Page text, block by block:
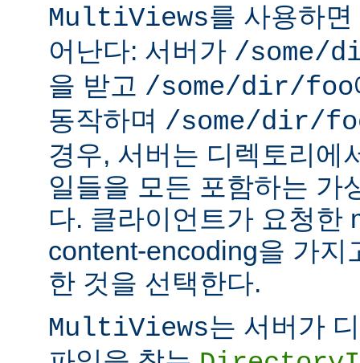
MultiViews를 사용하
어난다: 서버가 /some/
을 받고 /some/dir/foo
동작하며 /some/dir/
경우, 서버는 디렉토리에
일들을 모든 포함하는 가
다. 클라이언트가 요청한
content-encoding을 가지
한 것을 선택한다.
MultiViews는 서버가